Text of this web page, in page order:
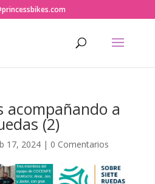
acompañando a
(2)
17, 2024| 0 Comentarios